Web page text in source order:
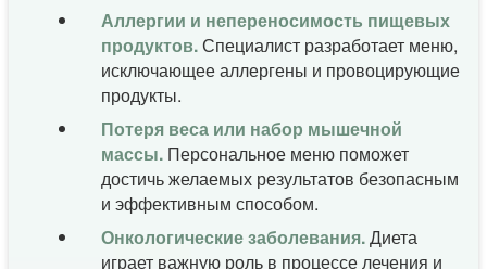
Аллергии и непереносимость пищевых
продуктов.Специалист разработает меню,
исключающее аллергены и провоцирующие
продукты.
Потеря веса или набор мышечной
массы. Персональное меню поможет
достичь желаемых результатов безопасным
и эффективным способом.
Онкологические заболевания.Диета
играет важную роль в процессе лечения и